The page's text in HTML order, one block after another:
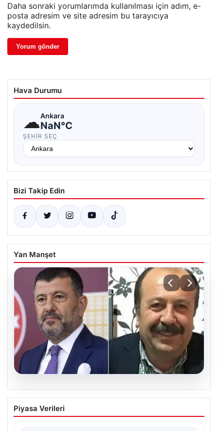
Daha sonraki yorumlarımda kullanılması için adım, e-
posta adresim ve site adresim bu tarayıcıya
kaydedilsin.
Hava Durumu
☁Ankara
NaN°C
ŞEHIR SEÇ
Bizi Takip Edin
Yan Manşet
06.08.2026
Veli Ağbaba’nın ağabeyi Hür Ağbaba
tutuklandı
Piyasa Verileri